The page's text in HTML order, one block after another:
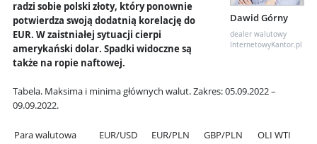
Dawid Górny
dealer walutowy
InternetowyKantor.pl
radzi sobie polski złoty, który ponownie
potwierdza swoją dodatnią korelację do
EUR. W zaistniałej sytuacji cierpi
amerykański dolar. Spadki widoczne są
także na ropie naftowej.
Tabela. Maksima i minima głównych walut. Zakres: 05.09.2022 –
09.09.2022.
Para walutowa EUR/USD EUR/PLN GBP/PLN
OLI WTI